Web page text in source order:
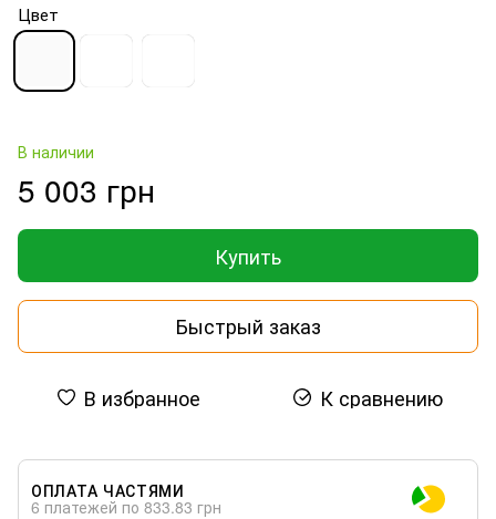
Цвет
В наличии
5 003 грн
Купить
Быстрый заказ
В избранное К сравнению
ОПЛАТА ЧАСТЯМИ
6 платежей по 833.83 грн